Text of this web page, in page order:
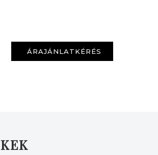
ÁRAJÁNLATKÉRÉS